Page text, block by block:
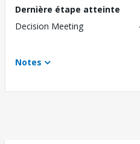
Dernière étape atteinte
Decision Meeting
Notes